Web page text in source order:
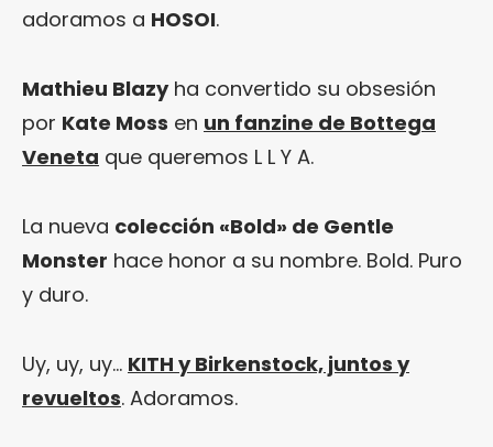
adoramos a HOSOI.
Mathieu Blazyha convertido su obsesión
por Kate Moss en un fanzine de Bottega
Veneta que queremos L L Y A.
La nueva colección «Bold» de Gentle
Monster hace honor a su nombre. Bold. Puro
y duro.
Uy, uy, uy… KITH y Birkenstock, juntos y
revueltos. Adoramos.